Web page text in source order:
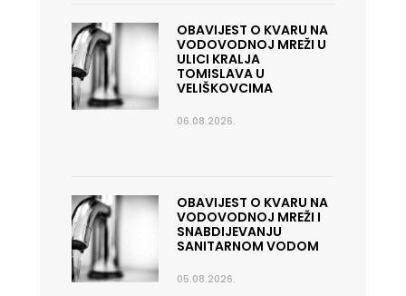
OBAVIJEST O KVARU NA
VODOVODNOJ MREŽI U
ULICI KRALJA
TOMISLAVA U
VELIŠKOVCIMA
06.08.2026.
OBAVIJEST O KVARU NA
VODOVODNOJ MREŽI I
SNABDIJEVANJU
SANITARNOM VODOM
05.08.2026.